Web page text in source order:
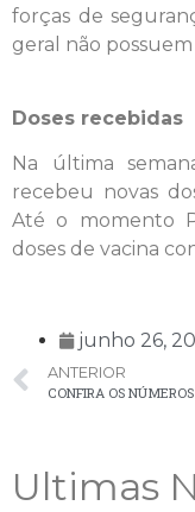
forças de
geral não
Doses recebidas
Na última
recebeu novas
Até o momento
doses de vacina
junho 26,
ANTERIOR
Ultimas